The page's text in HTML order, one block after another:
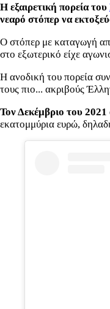
Η εξαιρετική πορεία του
νεαρό στόπερ να
Ο στόπερ με καταγωγή
στο εξωτερικό είχε
Η ανοδική του πορεία
τους πιο... ακριβούς
Τον Δεκέμβριο του 2021
εκατομμύρια ευρώ,